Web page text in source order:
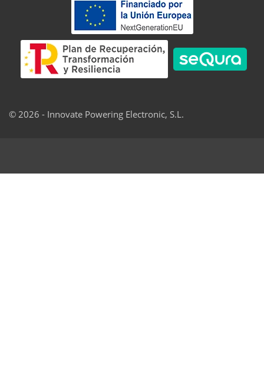
© 2026 - Innovate Powering Electronic, S.L.